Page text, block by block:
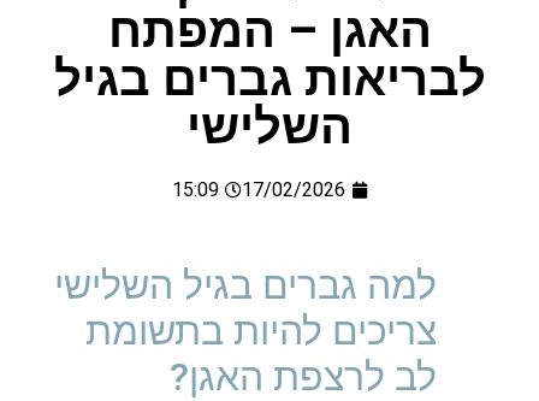
האגן – המפתח
לבריאות גברים בגיל
השלישי
17/02/2026
15:09
למה גברים בגיל השלישי
צריכים להיות בתשומת
לב לרצפת האגן?